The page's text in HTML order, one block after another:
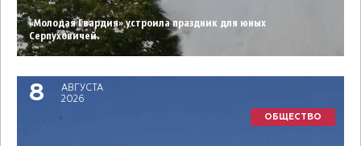
«Молодая Гвардия» устроила праздник для юных
Серпуховичей.
8
АВГУСТА
2026
ОБЩЕСТВО